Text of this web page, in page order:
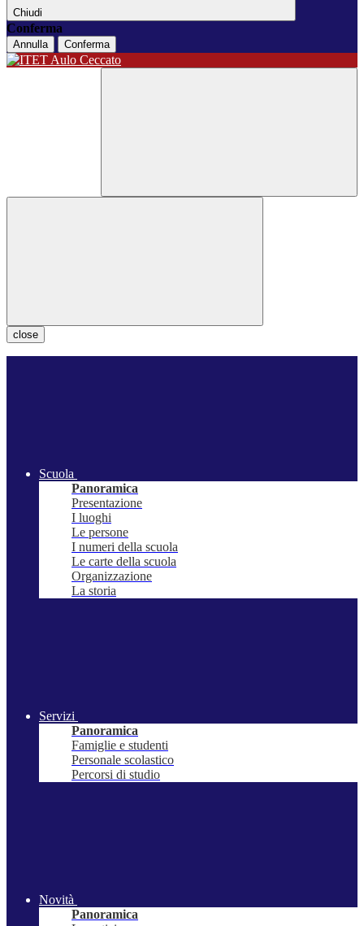
Chiudi
Conferma
Annulla Conferma
close
Scuola
Panoramica
Presentazione
I luoghi
Le persone
I numeri della scuola
Le carte della scuola
Organizzazione
La storia
Servizi
Panoramica
Famiglie e studenti
Personale scolastico
Percorsi di studio
Novità
Panoramica